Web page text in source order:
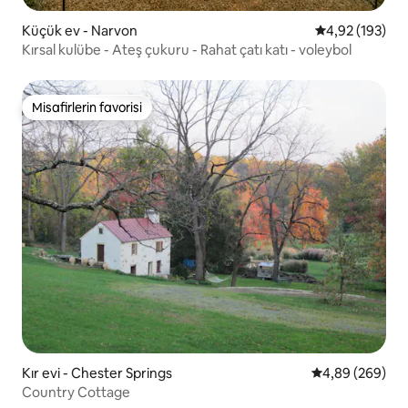
Küçük ev - Narvon 5 üzerinden
4,92 (193)
Kırsal kulübe - Ateş çukuru - Rahat çatı katı - voleybol
Misafirlerin favorisi
Misafirlerin favorisi
Kır evi - Chester Springs 5 üzerinden
4,89 (269)
Country Cottage